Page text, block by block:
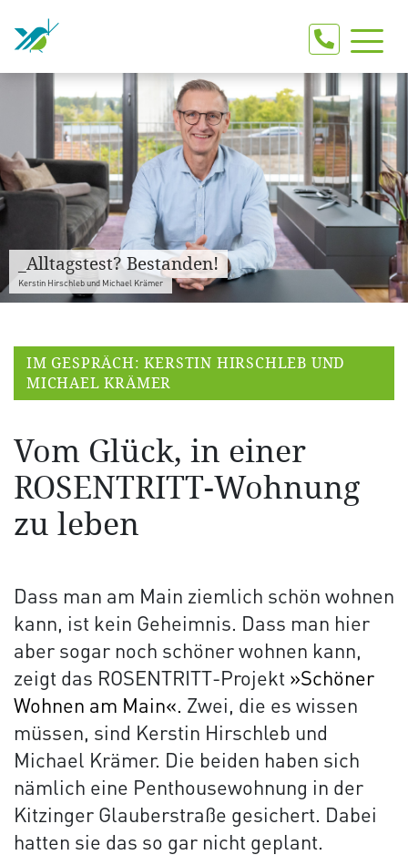
_Alltagstest? Bestanden!
Kerstin Hirschleb und Michael Krämer
IM GESPRÄCH: KERSTIN HIRSCHLEB UND
MICHAEL KRÄMER
Vom Glück, in einer
ROSENTRITT-Wohnung
zu leben
Dass man am Main ziemlich schön wohnen
kann, ist kein Geheimnis. Dass man hier
aber sogar noch schöner wohnen kann,
zeigt das ROSENTRITT-Projekt »Schöner
Wohnen am Main«. Zwei, die es wissen
müssen, sind Kerstin Hirschleb und
Michael Krämer. Die beiden haben sich
nämlich eine Penthousewohnung in der
Kitzinger Glauberstraße gesichert. Dabei
hatten sie das so gar nicht geplant.